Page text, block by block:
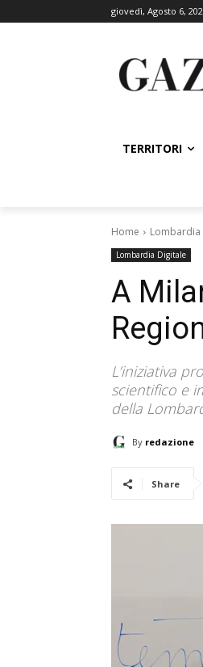
giovedì, Agosto 6,
TERRITORI
Home Lombardia
Lombardia Digitale
A
L’iniziativa
scientifico e
della
By redazione
Share